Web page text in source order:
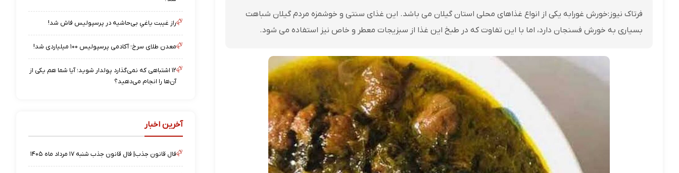
فرتاک نیوز:خورش غورابه یکی از انواع غذاهای محلی استان گیلان می باشد. این غذای سنتی و خوشمزه مردم گیلان شباهت
بسیاری به خورش فسنجان دارد، اما با این تفاوت که در طبخ این غذا از سبزیجات معطر و خاص نیز استفاده می ‌شود.
راز غیبت یاغیِ بی‌حاشیه در پرسپولیس فاش شد!
معدن طلای سرخ؛ آکادمی پرسپولیس ۱۰۰ میلیاردی شد!
۱۲ اشتباهی که نمی‌گذارد پولدار شوید؛ آیا شما هم یکی از
آن‌ها را انجام می‌دهید؟
آخرین اخبار
فال قانون جذب| فال قانون جذب شنبه ۱۷ مرداد ماه ۱۴۰۵